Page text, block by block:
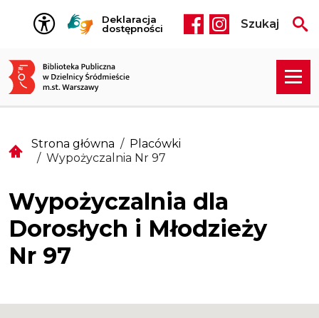
Przejdź do treści
Deklaracja
dostępności
Social media
Szukaj
Strona główna
Placówki
Wypożyczalnia Nr 97
Wypożyczalnia dla
Dorosłych i Młodzieży
Nr 97